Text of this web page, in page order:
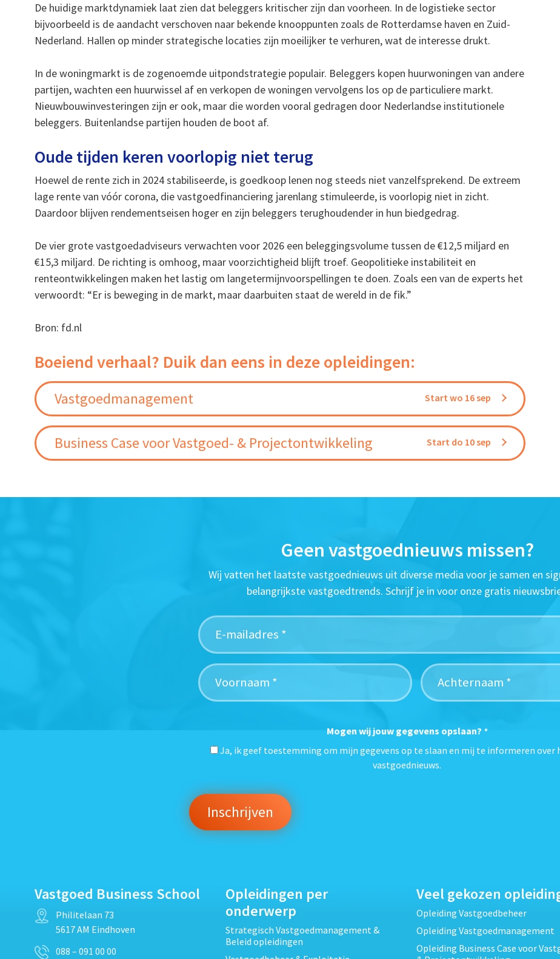
De huidige marktdynamiek laat zien dat beleggers kritischer zijn dan voorheen. In de logistieke sector
bijvoorbeeld is de aandacht verschoven naar bekende knooppunten zoals de Rotterdamse haven en Zuid-
Nederland. Hallen op minder strategische locaties zijn moeilijker te verhuren, wat de interesse drukt.
In de woningmarkt is de zogenoemde uitpondstrategie populair. Beleggers kopen huurwoningen van andere
partijen, wachten een huurwissel af en verkopen de woningen vervolgens los op de particuliere markt.
Nieuwbouwinvesteringen zijn er ook, maar die worden vooral gedragen door Nederlandse institutionele
beleggers. Buitenlandse partijen houden de boot af.
Oude tijden keren voorlopig niet terug
Hoewel de rente zich in 2024 stabiliseerde, is goedkoop lenen nog steeds niet vanzelfsprekend. De extreem
lage rente van vóór corona, die vastgoedfinanciering jarenlang stimuleerde, is voorlopig niet in zicht.
Daardoor blijven rendementseisen hoger en zijn beleggers terughoudender in hun biedgedrag.
De vier grote vastgoedadviseurs verwachten voor 2026 een beleggingsvolume tussen de €12,5 miljard en
€15,3 miljard. De richting is omhoog, maar voorzichtigheid blijft troef. Geopolitieke instabiliteit en
renteontwikkelingen maken het lastig om langetermijnvoorspellingen te doen. Zoals een van de experts het
verwoordt: “Er is beweging in de markt, maar daarbuiten staat de wereld in de fik.”
Bron: fd.nl
Boeiend verhaal? Duik dan eens in deze opleidingen:
Vastgoedmanagement Start wo 16 sep
Business Case voor Vastgoed- & Projectontwikkeling Start do 10 sep
Geen vastgoednieuws missen?
Wij vatten het laatste vastgoednieuws uit diverse media voor je samen en
belangrijkste vastgoedtrends. Schrijf je in voor onze gratis
Mogen wij jouw gegevens opslaan? *
Ja, ik geef toestemming om mijn gegevens op te slaan en mij te informeren over
vastgoednieuws.
Vastgoed Business School
Philitelaan 73
5617 AM Eindhoven
088 – 091 00 00
Opleidingen per
onderwerp
Strategisch Vastgoedmanagement &
Beleid opleidingen
Veel gekozen
Opleiding Vastgoedbeheer
Opleiding Vastgoedmanagement
Opleiding Business Case voor